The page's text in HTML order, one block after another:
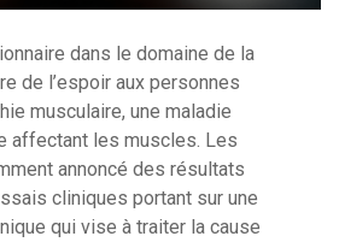
dans le domaine de la
de l’espoir aux personnes
musculaire, une maladie
affectant les muscles. Les
annoncé des résultats
cliniques portant sur une
qui vise à traiter la cause